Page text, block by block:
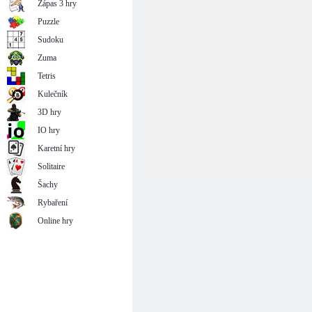
Zápas 3 hry
Puzzle
Sudoku
Zuma
Tetris
Kulečník
3D hry
IO hry
Karetní hry
Solitaire
Šachy
Rybaření
Online hry